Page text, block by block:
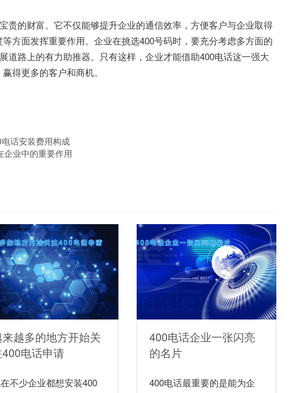
的财富。它不仅能够提升企业的通信效率，方便客户与企业取得
方面发挥重要作用。企业在挑选400号码时，要充分考虑多方面的
道路上的有力助推器。只有这样，企业才能借助400电话这一强大
得更多的客户和商机。
话安装费用构成
企业中的重要作用
来越多的地方开始关
电话申请
不少企业都想安装400
400电话企业一张闪亮
的名片
400电话最重要的是能为企